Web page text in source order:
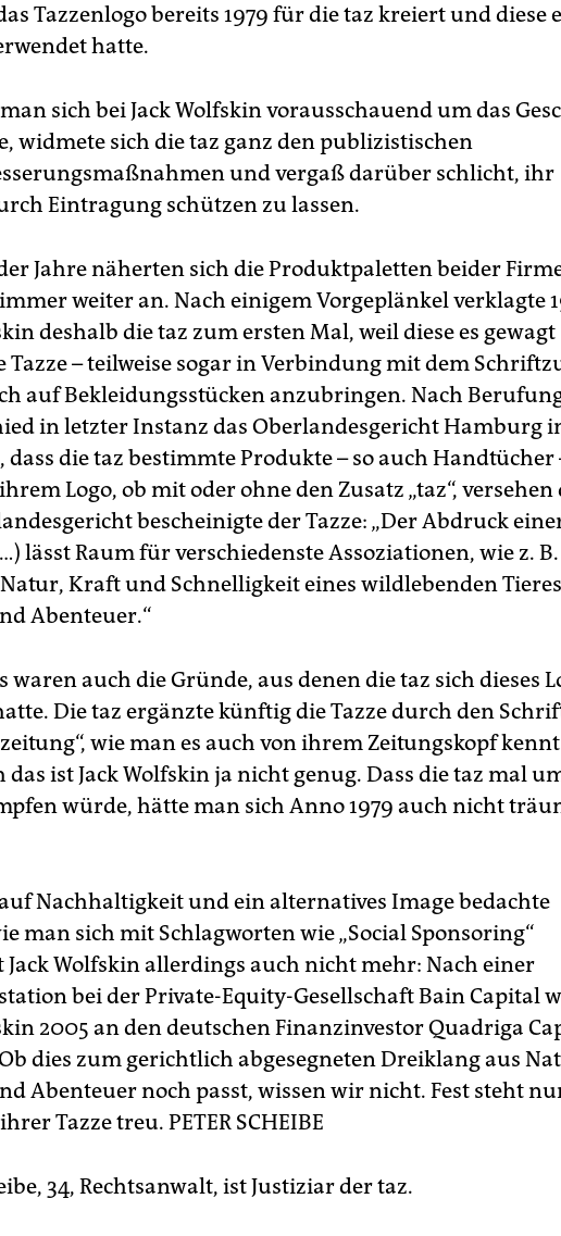
Tazzenlogo bereits 1979 für die taz kreiert und diese
hatte.
sich bei Jack Wolfskin vorausschauend um das
widmete sich die taz ganz den publizistischen
und vergaß darüber schlicht, ihr
Eintragung schützen zu lassen.
Jahre näherten sich die Produktpaletten beider
weiter an. Nach einigem Vorgeplänkel verklagte
deshalb die taz zum ersten Mal, weil diese es gewagt
Tazze – teilweise sogar in Verbindung mit dem
auf Bekleidungsstücken anzubringen. Nach
in letzter Instanz das Oberlandesgericht Hamburg
dass die taz bestimmte Produkte – so auch Handtücher
Logo, ob mit oder ohne den Zusatz „taz“, versehen
bescheinigte der Tazze: „Der Abdruck
lässt Raum für verschiedenste Assoziationen, wie z. B.
Kraft und Schnelligkeit eines wildlebenden
Abenteuer.“
waren auch die Gründe, aus denen die taz sich dieses
Die taz ergänzte künftig die Tazze durch den
wie man es auch von ihrem Zeitungskopf
das ist Jack Wolfskin ja nicht genug. Dass die taz mal
würde, hätte man sich Anno 1979 auch nicht
Nachhaltigkeit und ein alternatives Image bedachte
man sich mit Schlagworten wie „Social Sponsoring“
Jack Wolfskin allerdings auch nicht mehr: Nach einer
bei der Private-Equity-Gesellschaft Bain Capital
2005 an den deutschen Finanzinvestor Quadriga
dies zum gerichtlich abgesegneten Dreiklang aus
Abenteuer noch passt, wissen wir nicht. Fest steht
Tazze treu. PETER SCHEIBE
34, Rechtsanwalt, ist Justiziar der taz.